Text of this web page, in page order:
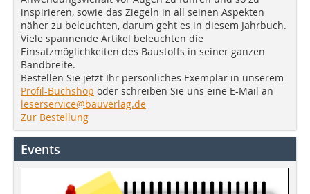
inspirieren, sowie das Ziegeln in all seinen Aspekten
näher zu beleuchten, darum geht es in diesem Jahrbuch.
Viele spannende Artikel beleuchten die
Einsatzmöglichkeiten des Baustoffs in seiner ganzen
Bandbreite.
Bestellen Sie jetzt Ihr persönliches Exemplar in unserem
Profil-Buchshop oder schreiben Sie uns eine E-Mail an
leserservice@bauverlag.de
Zur Bestellung
Events